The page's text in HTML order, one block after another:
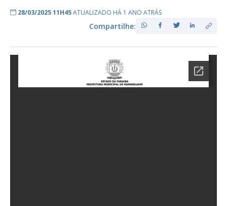
28/03/2025 11H45ATUALIZADO HÁ 1 ANO ATRÁS
Compartilhe: